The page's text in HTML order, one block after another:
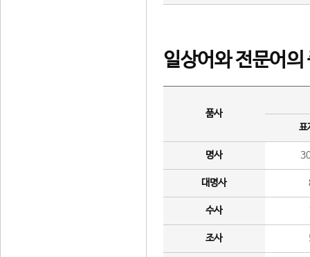
일상어와 전문어의
품사
표
명사
대명사
수사
조사